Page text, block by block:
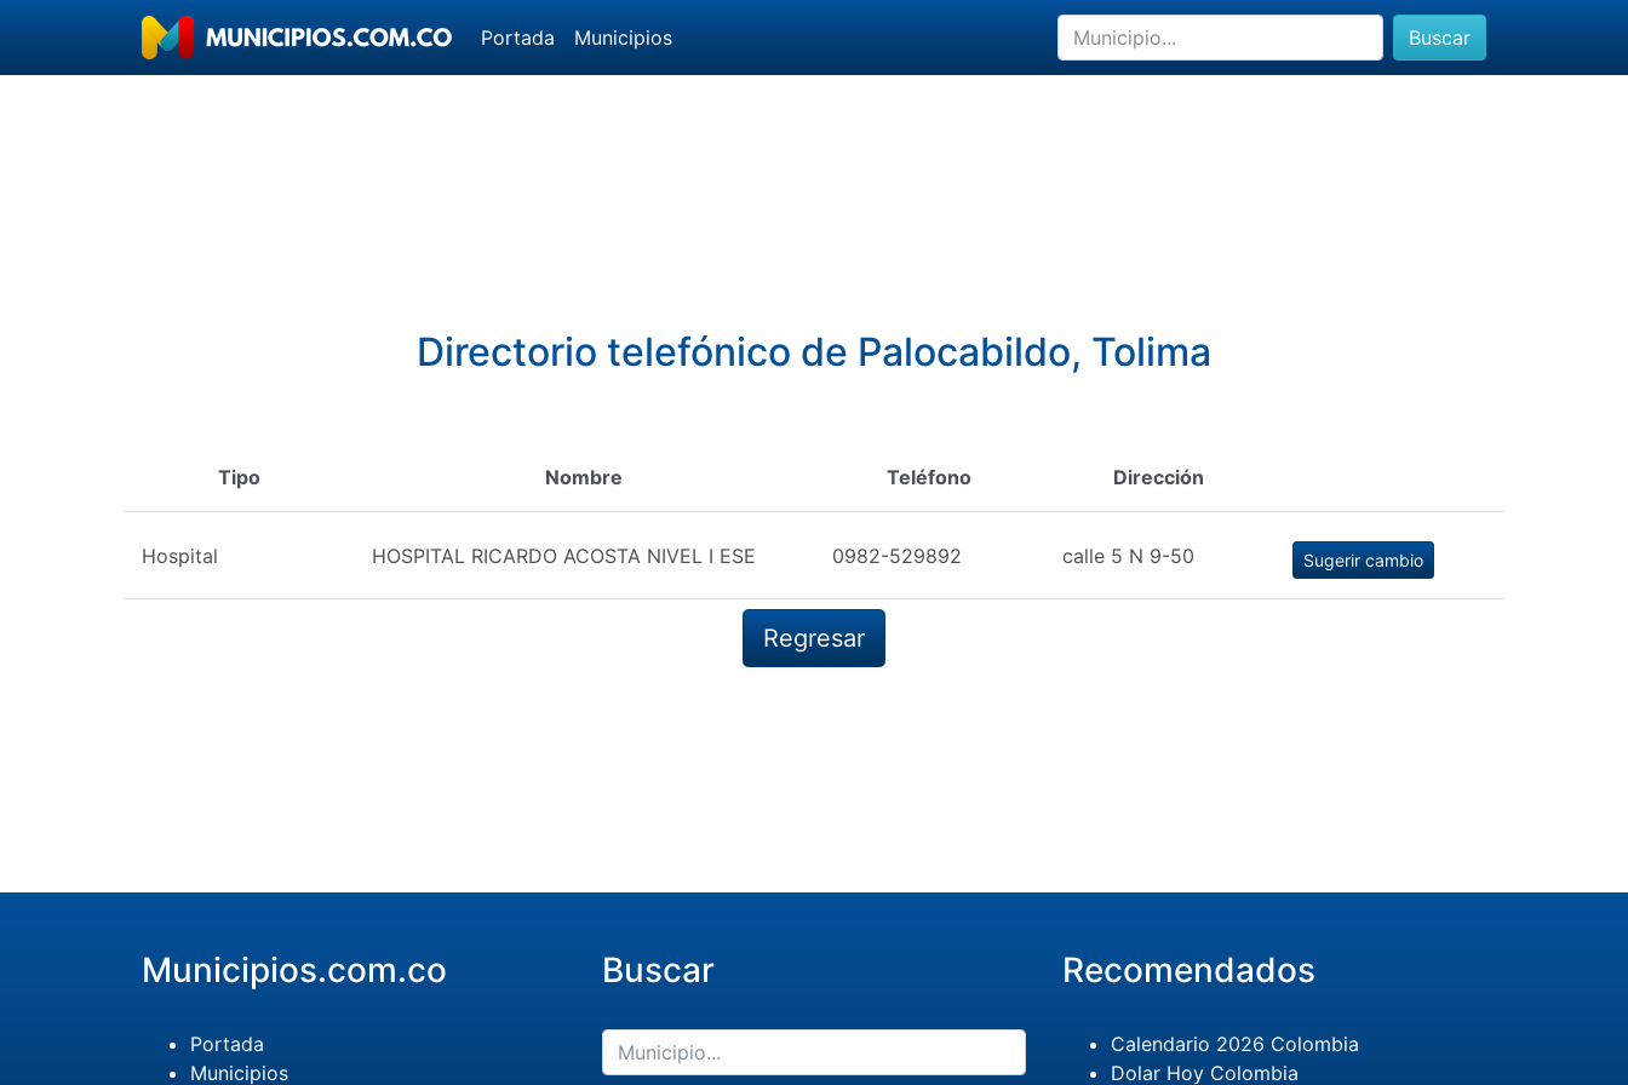
Portada Municipios Buscar
Directorio telefónico de Palocabildo, Tolima
Tipo Nombre Teléfono Dirección
Hospital HOSPITAL RICARDO ACOSTA NIVEL I ESE 0982-529892 calle 5 N 9-50 Sugerir cambio
Regresar
Municipios.com.co
Portada
Municipios
Buscar Recomendados
Calendario 2026 Colombia
Dolar Hoy Colombia